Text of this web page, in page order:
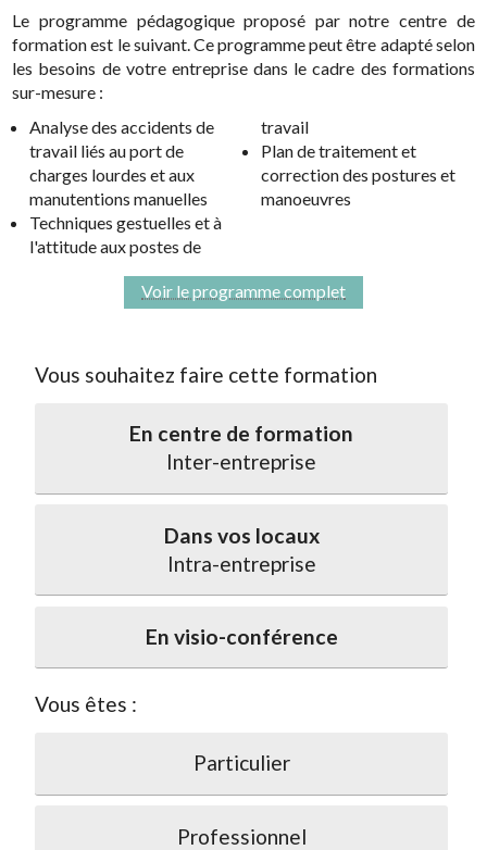
Le programme pédagogique proposé par notre centre de
formation est le suivant. Ce programme peut être adapté selon
les besoins de votre entreprise dans le cadre des formations
sur-mesure :
Analyse des accidents de
travail liés au port de
charges lourdes et aux
manutentions manuelles
Techniques gestuelles et à
l'attitude aux postes de
travail
Plan de traitement et
correction des postures et
manoeuvres
Voir le programme complet
Vous souhaitez faire cette formation
En centre de formation
Inter-entreprise
Dans vos locaux
Intra-entreprise
En visio-conférence
Vous êtes :
Particulier
Professionnel